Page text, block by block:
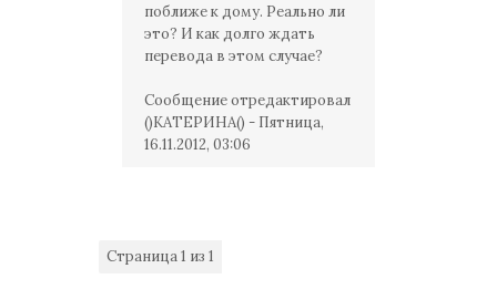
поближе к дому. Реально ли
это? И как долго ждать
перевода в этом случае?
Сообщение отредактировал
()КАТЕРИНА() - Пятница,
16.11.2012, 03:06
Страница1 из 1